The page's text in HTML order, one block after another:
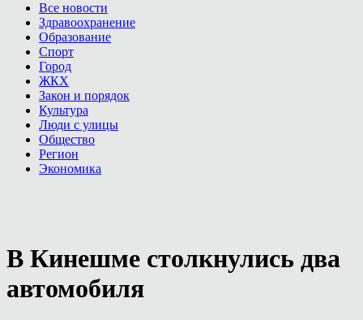
Все новости
Здравоохранение
Образование
Спорт
Город
ЖКХ
Закон и порядок
Культура
Люди с улицы
Общество
Регион
Экономика
В Кинешме столкнулись два
автомобиля